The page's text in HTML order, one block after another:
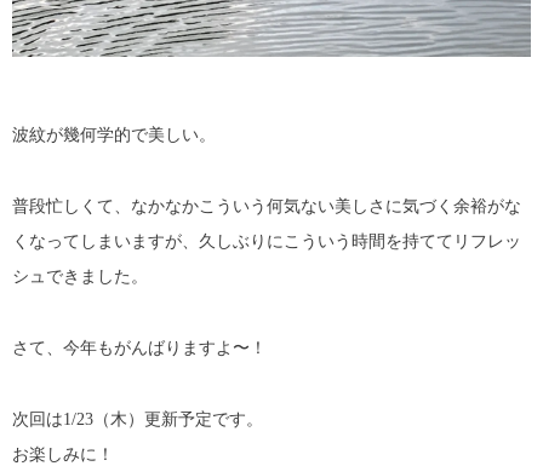
波紋が幾何学的で美しい。
普段忙しくて、なかなかこういう何気ない美しさに気づく余裕がな
くなってしまいますが、久しぶりにこういう時間を持ててリフレッ
シュできました。
さて、今年もがんばりますよ〜！
次回は1/23（木）更新予定です。
お楽しみに！